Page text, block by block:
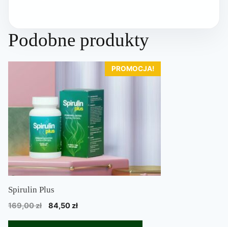
Podobne produkty
PROMOCJA!
Spirulin Plus
169,00zł
Pierwotna
84,50złAktualna